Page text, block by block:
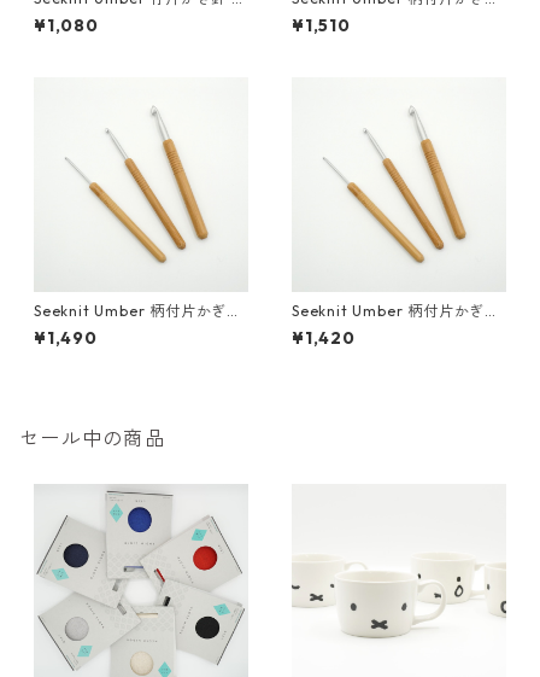
cm [9.0mm、10.0mm]
¥1,080
軽金属 13cm [8/0]
¥1,510
Seeknit Umber 柄付片かぎ針
軽金属 13cm [7/0]
¥1,490
Seeknit Umber 柄付片かぎ針
軽金属 13cm [6/0]
¥1,420
セール中の商品